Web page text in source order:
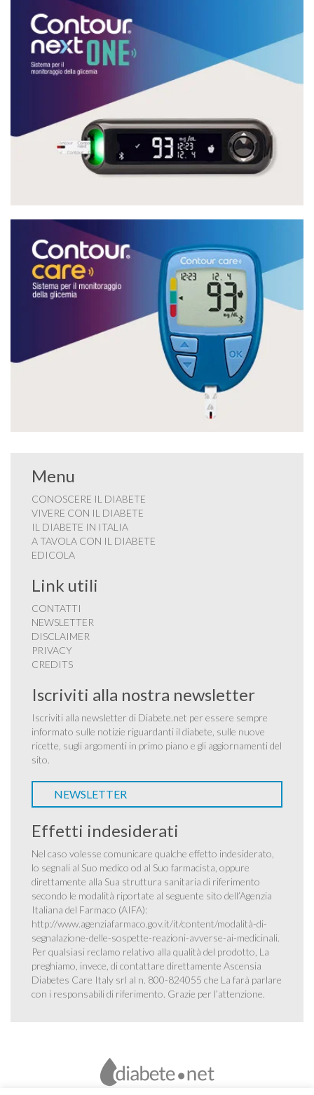
Menu
CONOSCERE IL DIABETE
VIVERE CON IL DIABETE
IL DIABETE IN ITALIA
A TAVOLA CON IL DIABETE
EDICOLA
Link utili
CONTATTI
NEWSLETTER
DISCLAIMER
PRIVACY
CREDITS
Iscriviti alla nostra newsletter
Iscriviti alla newsletter di Diabete.net per essere sempre
informato sulle notizie riguardanti il diabete, sulle nuove
ricette, sugli argomenti in primo piano e gli aggiornamenti del
sito.
NEWSLETTER
Effetti indesiderati
Nel caso volesse comunicare qualche effetto indesiderato,
lo segnali al Suo medico od al Suo farmacista, oppure
direttamente alla Sua struttura sanitaria di riferimento
secondo le modalità riportate al seguente sito dell’Agenzia
Italiana del Farmaco (AIFA):
http://www.agenziafarmaco.gov.it/it/content/modalità-di-
segnalazione-delle-sospette-reazioni-avverse-ai-medicinali.
Per qualsiasi reclamo relativo alla qualità del prodotto, La
preghiamo, invece, di contattare direttamente Ascensia
Diabetes Care Italy srl al n. 800-824055 che La farà parlare
con i responsabili di riferimento. Grazie per l’attenzione.